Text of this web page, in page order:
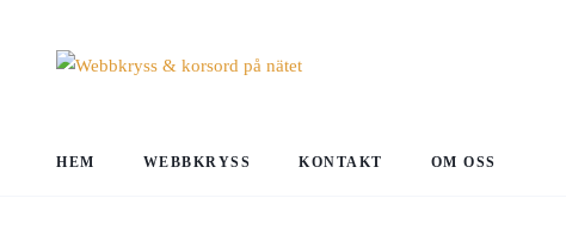
HEM WEBBKRYSS KONTAKT OM OSS